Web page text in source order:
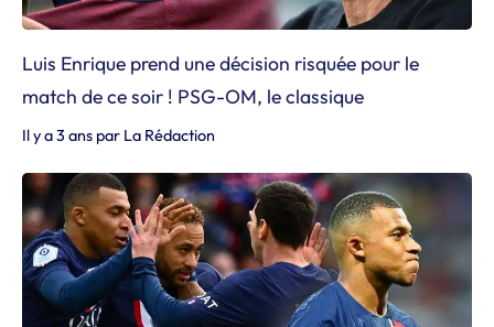
Luis Enrique prend une décision risquée pour le
match de ce soir ! PSG-OM, le classique
Il y a 3 ans par La Rédaction